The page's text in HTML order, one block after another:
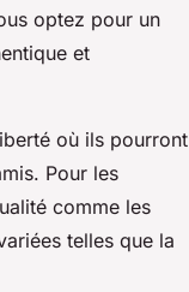
optez pour un
et
où ils pourront
Pour les
comme les
telles que la